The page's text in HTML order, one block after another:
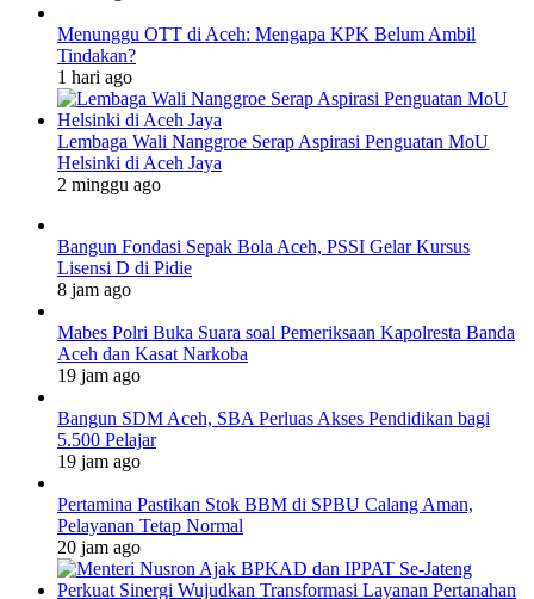
Menunggu OTT di Aceh: Mengapa KPK Belum Ambil
Tindakan?
1 hari ago
Lembaga Wali Nanggroe Serap Aspirasi Penguatan MoU
Helsinki di Aceh Jaya
2 minggu ago
Bangun Fondasi Sepak Bola Aceh, PSSI Gelar Kursus
Lisensi D di Pidie
8 jam ago
Mabes Polri Buka Suara soal Pemeriksaan Kapolresta Banda
Aceh dan Kasat Narkoba
19 jam ago
Bangun SDM Aceh, SBA Perluas Akses Pendidikan bagi
5.500 Pelajar
19 jam ago
Pertamina Pastikan Stok BBM di SPBU Calang Aman,
Pelayanan Tetap Normal
20 jam ago